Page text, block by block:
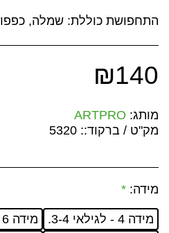
התחפושת כוללת: שמלה,
₪140
מותג: ARTPRO
מק"ט / ברקוד:: 5320
מידה: *
מידה 4 - לגילאי 3-4.
מידה 6 - לגילאי 5-6.